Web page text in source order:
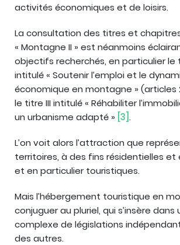
activités économiques et de loisirs.
La consultation des titres et
« Montagne II » est néanmoins
objectifs recherchés, en particulier le
intitulé « Soutenir l’emploi et le
économique en montagne » (articles
le titre III intitulé « Réhabiliter
un urbanisme adapté » [3] .
L’on voit alors l’attraction que
territoires, à des fins résidentielles et
et en particulier touristiques.
Mais l’hébergement touristique en
conjuguer au pluriel, qui s’insère
complexe de législations
des autres.